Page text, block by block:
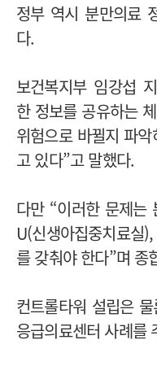
정부 역시 분만의료
다.
보건복지부 임강섭
한 정보를 공유하는
위험으로 바뀔지 파
고 있다”고 말했다.
다만 “이러한 문제는
U(신생아집중치료실
를 갖춰야 한다”며 종
컨트롤타워 설립은
응급의료센터 사례를